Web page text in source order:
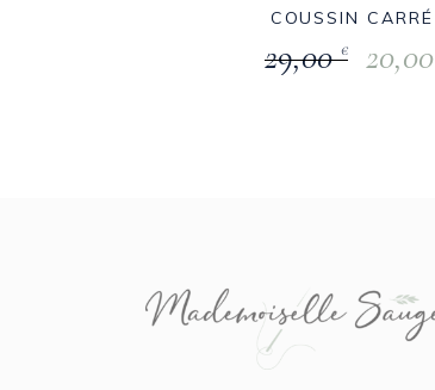
COUSSIN CARRÉ
29,00€ 20,00